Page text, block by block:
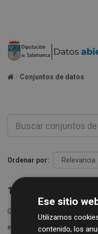
Conjuntos de datos
Ordenar por
1 conjunto de
Grupos:
etiquetas:
alcantarillado
Ese sitio
Utilizamos
contenido, los